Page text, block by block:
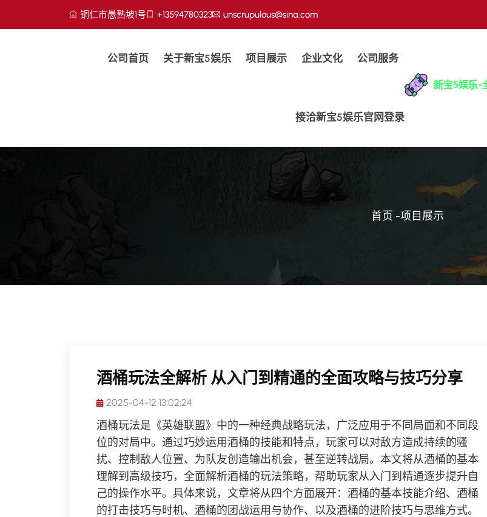
铜仁市愚熟坡1号 +13594780323 unscrupulous@sina.com
公司首页 关于新宝5娱乐 项目展示 企业文化 公司服务
接洽新宝5娱乐官网登录
首页 -项目展示
酒桶玩法全解析 从入门到精通的全面攻略与技巧分享
2025-04-12 13:02:24
酒桶玩法是《英雄联盟》中的一种经典战略玩法，广泛应用于不同局面和不同段
位的对局中。通过巧妙运用酒桶的技能和特点，玩家可以对敌方造成持续的骚
扰、控制敌人位置、为队友创造输出机会，甚至逆转战局。本文将从酒桶的基本
理解到高级技巧，全面解析酒桶的玩法策略，帮助玩家从入门到精通逐步提升自
己的操作水平。具体来说，文章将从四个方面展开：酒桶的基本技能介绍、酒桶
的打击技巧与时机、酒桶的团战运用与协作、以及酒桶的进阶技巧与思维方式。